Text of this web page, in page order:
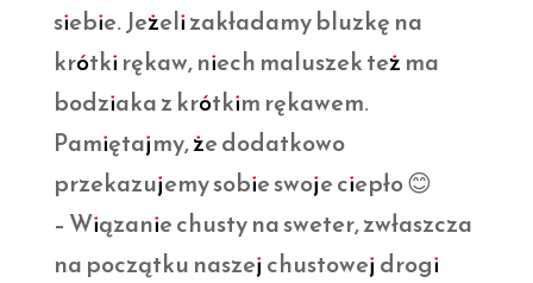
siebie. Jeżeli zakładamy bluzkę na
krótki rękaw, niech maluszek też ma
bodziaka z krótkim rękawem.
Pamiętajmy, że dodatkowo
przekazujemy sobie swoje ciepło 😊
– Wiązanie chusty na sweter, zwłaszcza
na początku naszej chustowej drogi